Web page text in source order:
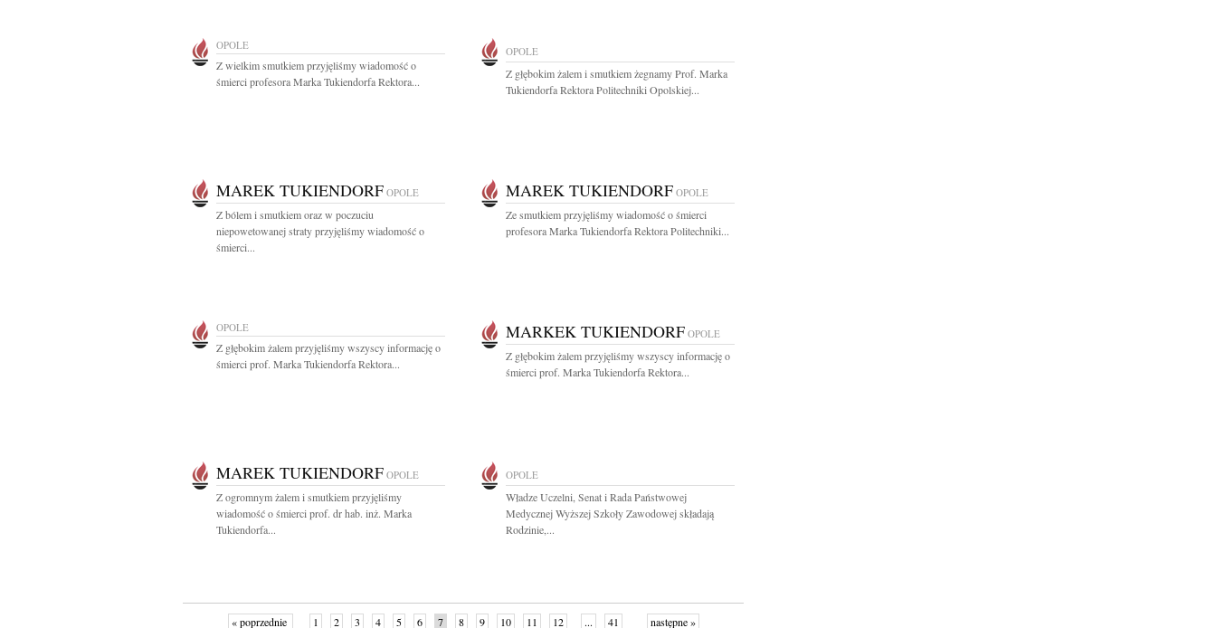
OPOLE
Z wielkim smutkiem przyjęliśmy wiadomość o
śmierci profesora Marka Tukiendorfa Rektora...
OPOLE
Z głębokim żalem i smutkiem żegnamy Prof. Marka
Tukiendorfa Rektora Politechniki Opolskiej...
MAREK TUKIENDORF OPOLE
Z bólem i smutkiem oraz w poczuciu
niepowetowanej straty przyjęliśmy wiadomość o
śmierci...
MAREK TUKIENDORF OPOLE
Ze smutkiem przyjęliśmy wiadomość o śmierci
profesora Marka Tukiendorfa Rektora Politechniki...
OPOLE
Z głębokim żalem przyjęliśmy wszyscy informację o
śmierci prof. Marka Tukiendorfa Rektora...
MARKEK TUKIENDORF OPOLE
Z głębokim żalem przyjęliśmy wszyscy informację o
śmierci prof. Marka Tukiendorfa Rektora...
MAREK TUKIENDORF OPOLE
Z ogromnym żalem i smutkiem przyjęliśmy
wiadomość o śmierci prof. dr hab. inż. Marka
Tukiendorfa...
OPOLE
Władze Uczelni, Senat i Rada Państwowej
Medycznej Wyższej Szkoły Zawodowej składają
Rodzinie,...
« poprzednie 1 2 3 4 5 6 7 8 9 10 11 12 ... 41 następne »